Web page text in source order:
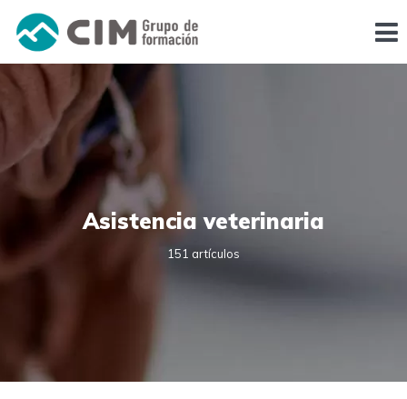
Asistencia veterinaria
151 artículos